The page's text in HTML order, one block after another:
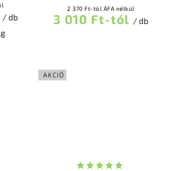
/ db
2 370 Ft-tól ÁFA nélkül
3 010 Ft-tól / db
AKCIÓ